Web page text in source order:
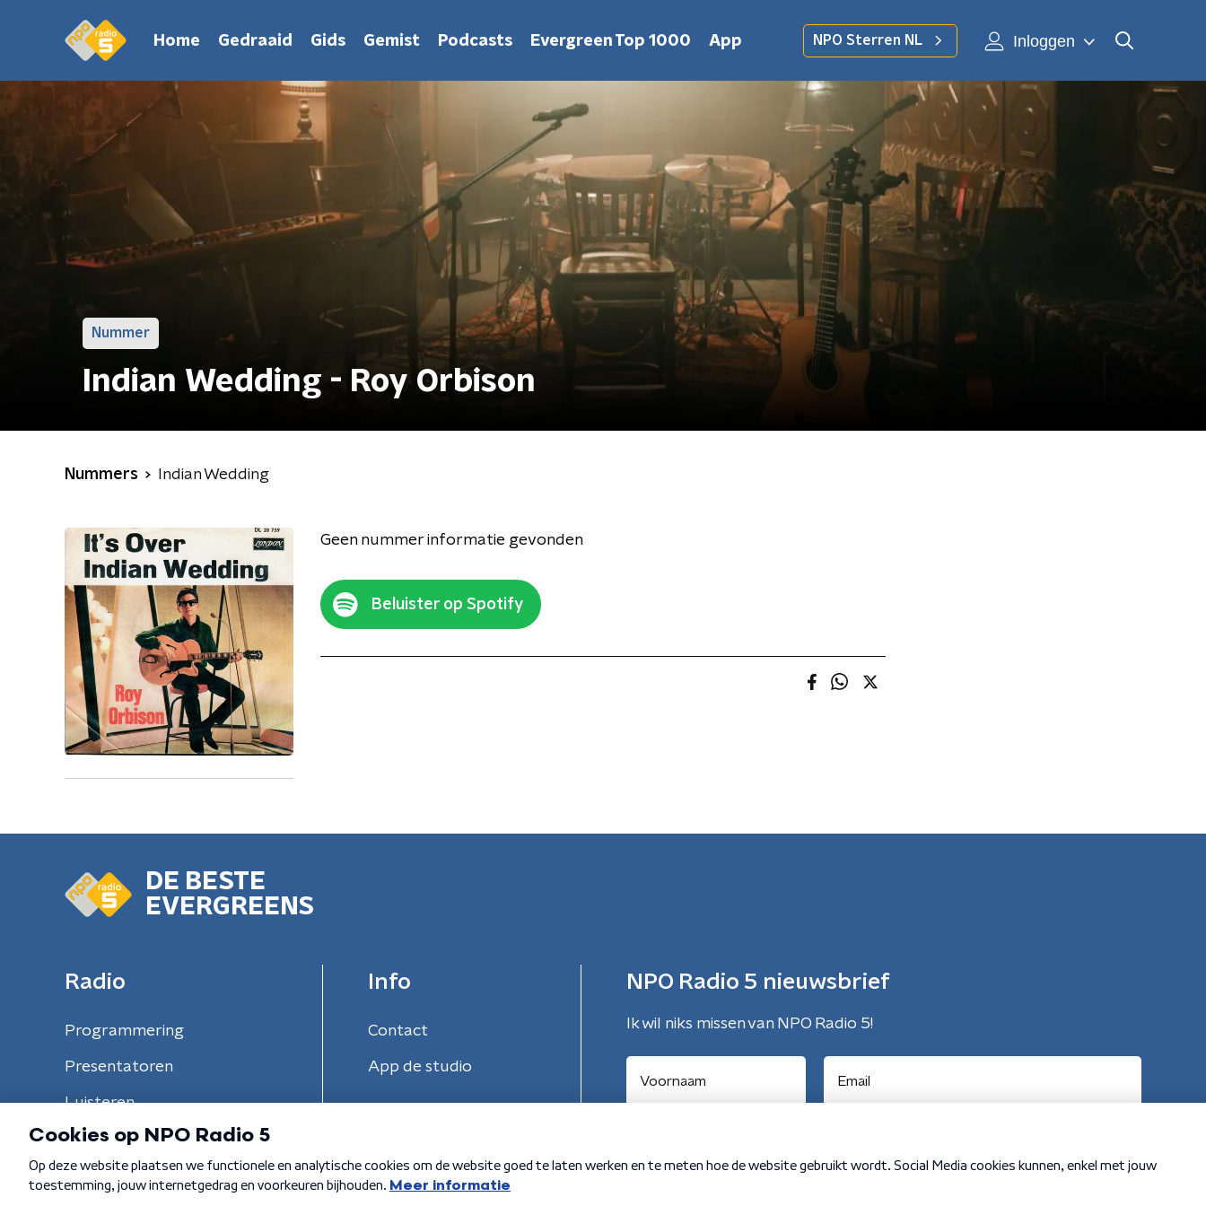
Home Gedraaid Gids Gemist Podcasts Evergreen Top 1000 App NPO Sterren NL Inloggen
Nummer
Indian Wedding - Roy Orbison
Nummers Indian Wedding
Geen nummer informatie gevonden
Beluister op Spotify
DE BESTE
EVERGREENS
Radio
Programmering
Presentatoren
Luisteren
Info
Contact
App de studio
NPO Radio 5 nieuwsbrief
Ik wil niks missen van NPO Radio 5!
Algemene voorwaarden Privacybeleid